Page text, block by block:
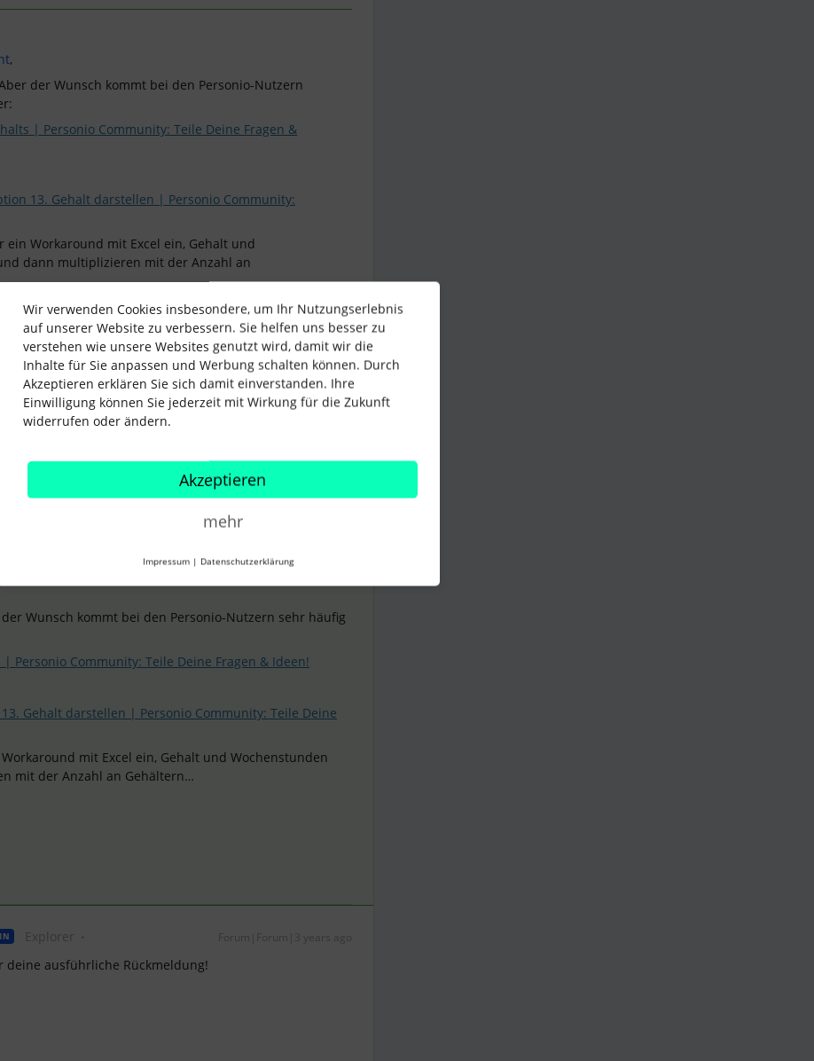
,
der Wunsch kommt bei den Personio-Nutzern
| Personio Community: Teile Deine Fragen &
13. Gehalt darstellen | Personio Community:
Workaround mit Excel ein, Gehalt und
dann multiplizieren mit der Anzahl an
Forum|Forum|3 years ago
Wunsch kommt bei den Personio-Nutzern sehr häufig
Personio Community: Teile Deine Fragen & Ideen!
Gehalt darstellen | Personio Community: Teile Deine
mit Excel ein, Gehalt und Wochenstunden
mit der Anzahl an Gehältern…
Explorer Forum|Forum|3 years ago
deine ausführliche Rückmeldung!
Wir verwenden Cookies insbesondere, um Ihr Nutzungserlebnis
auf unserer Website zu verbessern. Sie helfen uns besser zu
verstehen wie unsere Websites genutzt wird, damit wir die
Inhalte für Sie anpassen und Werbung schalten können. Durch
Akzeptieren erklären Sie sich damit einverstanden. Ihre
Einwilligung können Sie jederzeit mit Wirkung für die Zukunft
widerrufen oder ändern.
Akzeptieren
mehr
Impressum | Datenschutzerklärung